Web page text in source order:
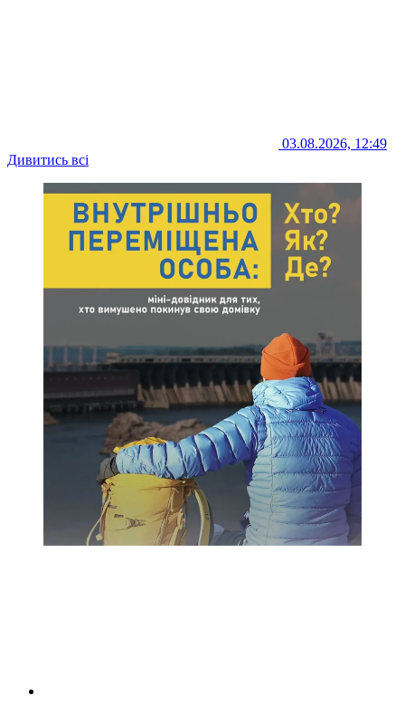
03.08.2026, 12:49
Дивитись всі